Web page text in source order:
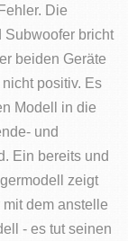
Die
Subwoofer bricht
beiden Geräte
positiv. Es
Modell in die
und
Ein bereits und
zeigt
dem anstelle
- es tut seinen